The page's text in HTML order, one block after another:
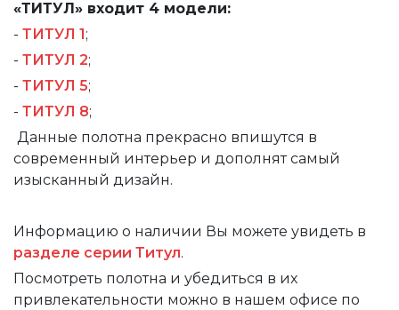
«ТИТУЛ» входит 4 модели:
- ТИТУЛ 1;
- ТИТУЛ 2;
- ТИТУЛ 5;
- ТИТУЛ 8;
Данные полотна прекрасно впишутся в
современный интерьер и дополнят самый
изысканный дизайн.
Информацию о наличии Вы можете увидеть в
разделе серии Титул.
Посмотреть полотна и убедиться в их
привлекательности можно в нашем офисе по